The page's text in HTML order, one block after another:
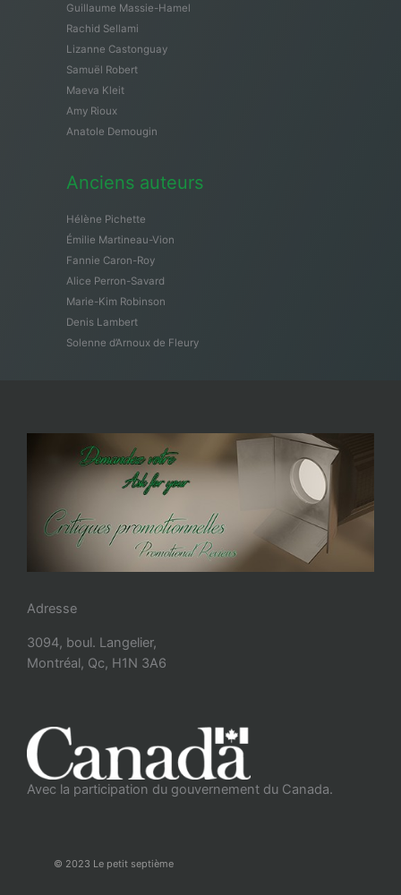
Guillaume Massie-Hamel
Rachid Sellami
Lizanne Castonguay
Samuël Robert
Maeva Kleit
Amy Rioux
Anatole Demougin
Anciens auteurs
Hélène Pichette
Émilie Martineau-Vion
Fannie Caron-Roy
Alice Perron-Savard
Marie-Kim Robinson
Denis Lambert
Solenne d’Arnoux de Fleury
Adresse
3094, boul. Langelier,
Montréal, Qc, H1N 3A6
Avec la participation du gouvernement du Canada.
© 2023 Le petit septième